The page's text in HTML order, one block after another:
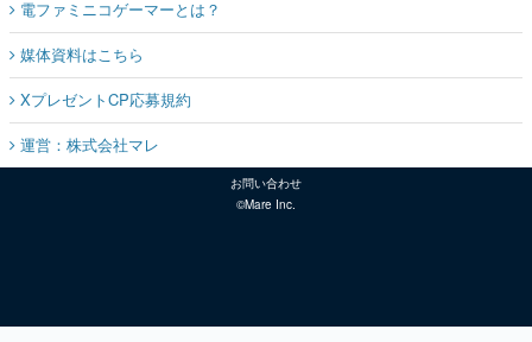
電ファミニコゲーマーとは？
媒体資料はこちら
XプレゼントCP応募規約
運営：株式会社マレ
お問い合わせ
©Mare Inc.